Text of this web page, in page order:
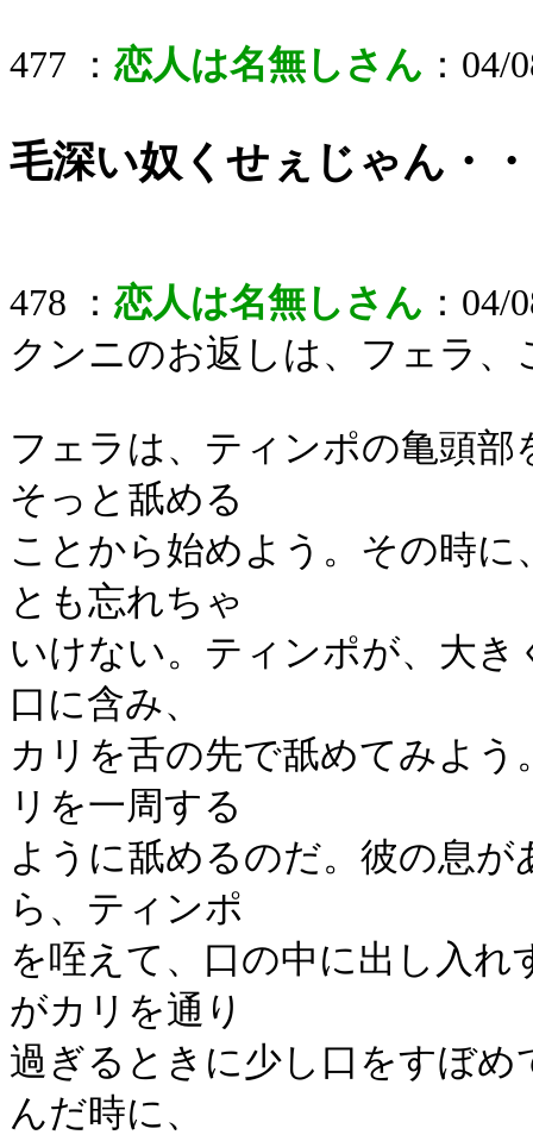
477 ： 恋人は名無しさん ：04/
毛深い奴くせぇじゃん・
478 ： 恋人は名無しさん ：04/
クンニのお返しは、フェラ、
フェラは、ティンポの亀頭
そっと舐める
ことから始めよう。その時
とも忘れちゃ
いけない。ティンポが、大
口に含み、
カリを舌の先で舐めてみよ
リを一周する
ように舐めるのだ。彼の息
ら、ティンポ
を咥えて、口の中に出し入
がカリを通り
過ぎるときに少し口をすぼ
んだ時に、